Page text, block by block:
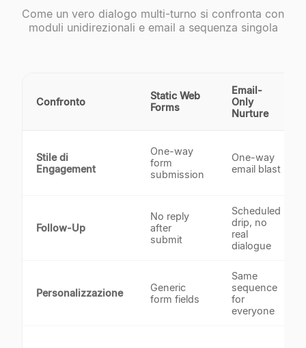
Come un vero dialogo multi-turno si confronta con
moduli unidirezionali e email a sequenza singola
Confronto
Static Web
Forms
Email-
Only
Nurture
Stile di
Engagement
One-way
form
submission
One-way
email blast
Follow-Up
No reply
after
submit
Scheduled
drip, no
real
dialogue
Personalizzazione
Generic
form fields
Same
sequence
for
everyone